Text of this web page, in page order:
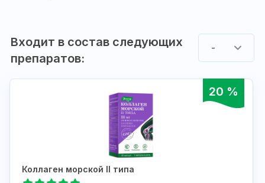
Входит в состав следующих
препаратов:
-
20 %
Коллаген морской II типа